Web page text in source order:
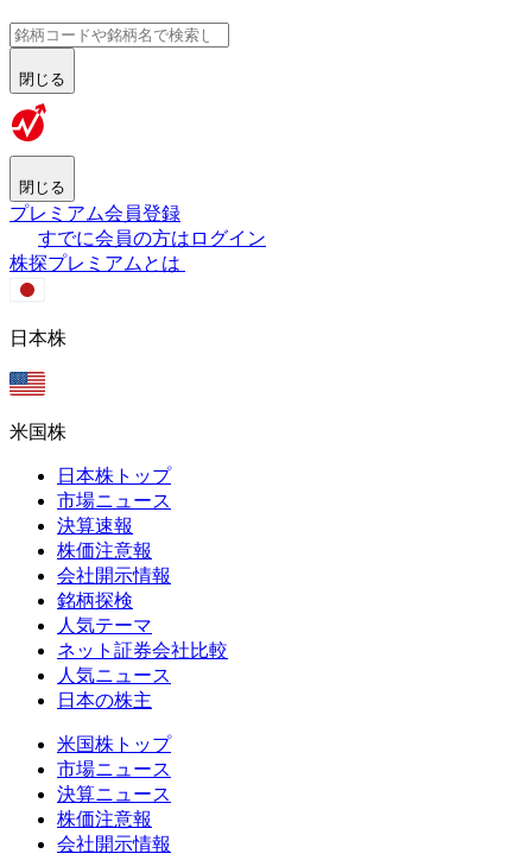
閉じる
閉じる
プレミアム会員登録
すでに会員の方はログイン
株探プレミアムとは
日本株
米国株
日本株トップ
市場ニュース
決算速報
株価注意報
会社開示情報
銘柄探検
人気テーマ
ネット証券会社比較
人気ニュース
日本の株主
米国株トップ
市場ニュース
決算ニュース
株価注意報
会社開示情報